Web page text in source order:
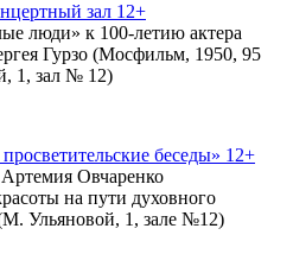
зал 12+
люди» к 100-летию актера
Гурзо (Мосфильм, 1950, 95
1, зал № 12)
беседы» 12+
Овчаренко
на пути духовного
Ульяновой, 1, зале №12)